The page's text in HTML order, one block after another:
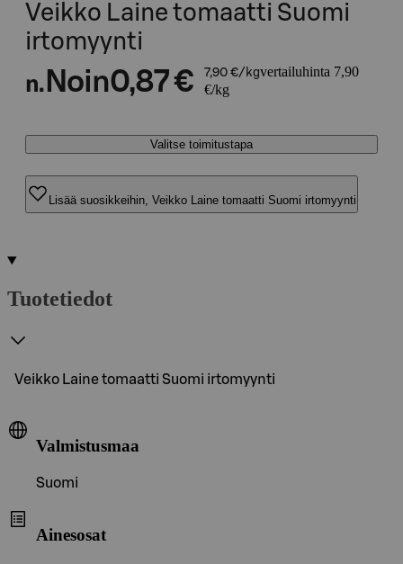
Veikko Laine tomaatti Suomi
irtomyynti
n. Noin0,87 € 7,90 €/kgvertailuhinta 7,90
€/kg
Valitse toimitustapa
Lisää suosikkeihin, Veikko Laine tomaatti Suomi irtomyynti
Tuotetiedot
Veikko Laine tomaatti Suomi irtomyynti
Valmistusmaa
Suomi
Ainesosat